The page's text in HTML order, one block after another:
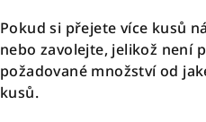
Pokud si přejete více kusů
nebo zavolejte, jelikož není
požadované množství od
kusů.